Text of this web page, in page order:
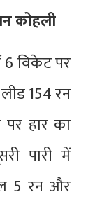
कोहली
6 विकेट पर
154 रन
हार का
पारी में
5 रन और